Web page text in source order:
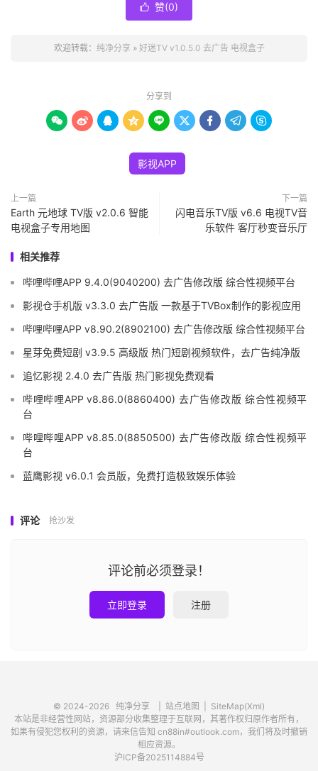
 赞(0)
欢迎转载： 纯净分享 » 好迷TV v1.0.5.0 去广告 电视盒子
分享到
        
影视APP
上一篇
Earth 元地球 TV版 v2.0.6 智能
电视盒子专用地图
下一篇
闪电音乐TV版 v6.6 电视TV音
乐软件 客厅秒变音乐厅
相关推荐
哔哩哔哩APP 9.4.0(9040200) 去广告修改版 综合性视频平台
影视仓手机版 v3.3.0 去广告版 一款基于TVBox制作的影视应用
哔哩哔哩APP v8.90.2(8902100) 去广告修改版 综合性视频平台
星芽免费短剧 v3.9.5 高级版 热门短剧视频软件，去广告纯净版
追忆影视 2.4.0 去广告版 热门影视免费观看
哔哩哔哩APP v8.86.0(8860400) 去广告修改版 综合性视频平
台
哔哩哔哩APP v8.85.0(8850500) 去广告修改版 综合性视频平
台
蓝鹰影视 v6.0.1 会员版，免费打造极致娱乐体验
评论 抢沙发
评论前必须登录！
立即登录 注册
© 2024-2026 纯净分享 站点地图
SiteMap(Xml)
本站是非经营性网站，资源部分收集整理于互联网，其著作权归原作者所有，
如果有侵犯您权利的资源，请来信告知 cn88in#outlook.com，我们将及时撤销
相应资源。
沪ICP备2025114884号